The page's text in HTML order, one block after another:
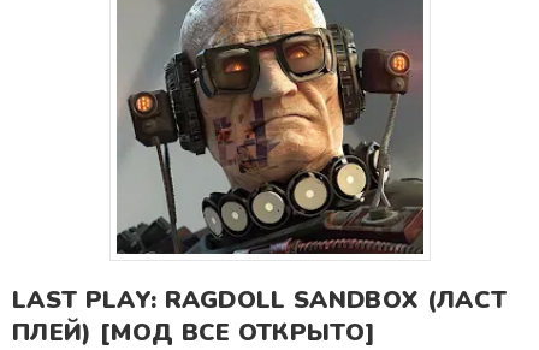
LAST PLAY: RAGDOLL SANDBOX (ЛАСТ
ПЛЕЙ) [МОД ВСЕ ОТКРЫТО]